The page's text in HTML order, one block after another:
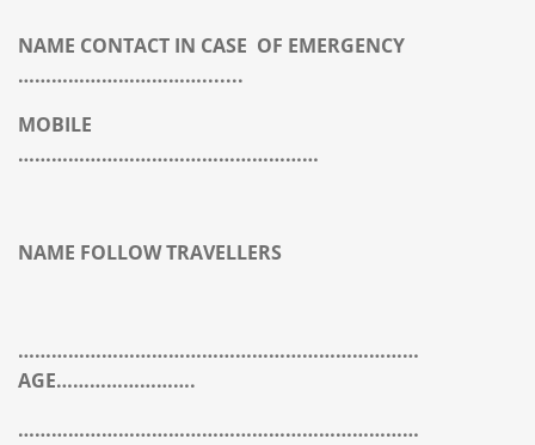
NAME CONTACT IN CASE OF EMERGENCY
…………………………….......
MOBILE
………………………………………………
NAME FOLLOW TRAVELLERS
………………………………………………………………
AGE…………………….
………………………………………………………………